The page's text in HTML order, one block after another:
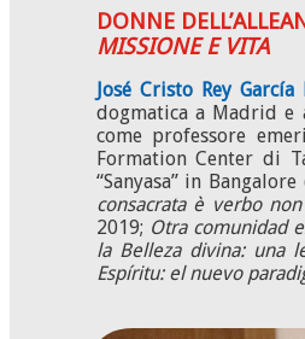
DONNE
MISSIONE E VITA
José Cristo Rey García
dogmatica a Madrid e
come professore
Formation Center di
“Sanyasa” in
consacrata è verbo
2019; Otra comunidad
la Belleza divina: una
Espíritu: el nuevo